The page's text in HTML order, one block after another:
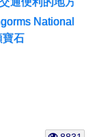
National
寶石